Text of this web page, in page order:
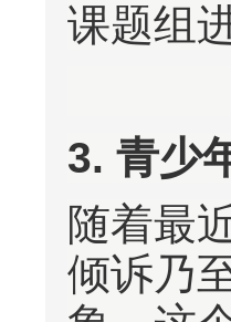
课题组
3. 青少
随着最
倾诉乃